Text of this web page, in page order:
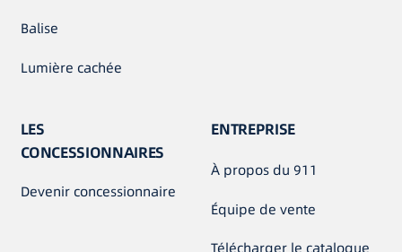
Balise
Lumière cachée
LES
CONCESSIONNAIRES
Devenir concessionnaire
ENTREPRISE
À propos du 911
Équipe de vente
Télécharger le catalogue